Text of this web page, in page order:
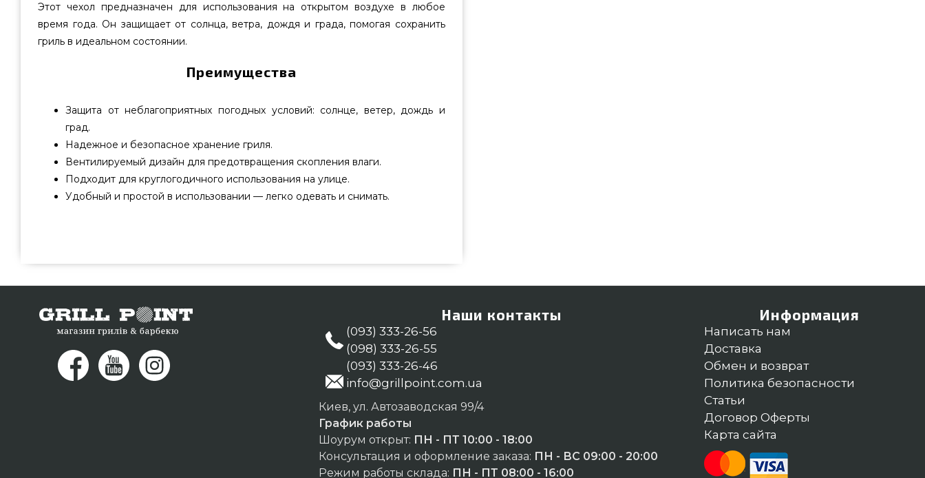
Этот чехол предназначен для использования на открытом воздухе в любое
время года. Он защищает от солнца, ветра, дождя и града, помогая сохранить
гриль в идеальном состоянии.
Преимущества
Защита от неблагоприятных погодных условий: солнце, ветер, дождь и
град.
Надежное и безопасное хранение гриля.
Вентилируемый дизайн для предотвращения скопления влаги.
Подходит для круглогодичного использования на улице.
Удобный и простой в использовании — легко одевать и снимать.
интернет каталоге грилей и барбекью GrillPoint. Заманчивые предложения на Чехлы
для гриля в каталоге магазина grillpoint.com.ua Наберите нашим менеджерам по
Павлоград, Тернополь, Мариуполь
Наши контакты
(093) 333-26-56
(098) 333-26-55
(093) 333-26-46
info@grillpoint.com.ua
Киев, ул. Автозаводская 99/4
График работы
Шоурум открыт: ПН - ПТ 10:00 - 18:00
Консультация и оформление заказа: ПН - ВС 09:00 - 20:00
Режим работы склада: ПН - ПТ 08:00 - 16:00
Информация
Написать нам
Доставка
Обмен и возврат
Политика безопасности
Статьи
Договор Оферты
Карта сайта